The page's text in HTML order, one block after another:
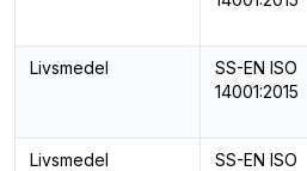
Livsmedel
SS-EN ISO
14001:2015
Livsmedel
SS-EN ISO